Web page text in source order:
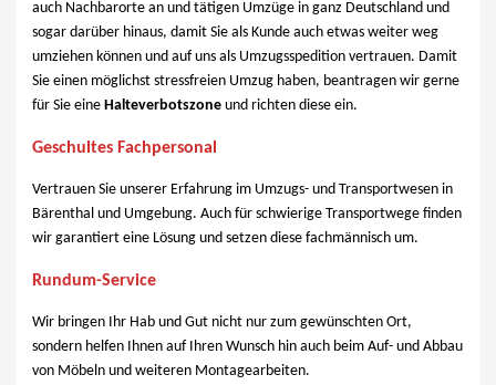
auch Nachbarorte an und tätigen Umzüge in ganz Deutschland und
sogar darüber hinaus, damit Sie als Kunde auch etwas weiter weg
umziehen können und auf uns als Umzugsspedition vertrauen. Damit
Sie einen möglichst stressfreien Umzug haben, beantragen wir gerne
für Sie eine Halteverbotszone und richten diese ein.
Geschultes Fachpersonal
Vertrauen Sie unserer Erfahrung im Umzugs- und Transportwesen in
Bärenthal und Umgebung. Auch für schwierige Transportwege finden
wir garantiert eine Lösung und setzen diese fachmännisch um.
Rundum-Service
Wir bringen Ihr Hab und Gut nicht nur zum gewünschten Ort,
sondern helfen Ihnen auf Ihren Wunsch hin auch beim Auf- und Abbau
von Möbeln und weiteren Montagearbeiten.